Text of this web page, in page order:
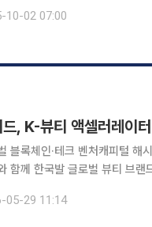
는 천재 고교생
10-02 07:00
, K-뷰티 액셀러레이
블록체인·테크 벤처캐피털 해
함께 한국발 글로벌 뷰티 브랜드
유통 인프라를 확보한다는 계획
05-29 11:14